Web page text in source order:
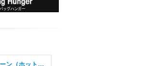
高輝度ストーン（ホットフィックス）